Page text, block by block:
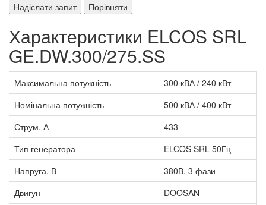
Надіслати запит
Порівняти
Характеристики ELCOS SRL
GE.DW.300/275.SS
Максимальна потужність
300 кВА / 240 кВт
Номінальна потужність
500 кВА / 400 кВт
Струм, А
433
Тип генератора
ELCOS SRL 50Гц
Напруга, В
380В, 3 фази
Двигун
DOOSAN